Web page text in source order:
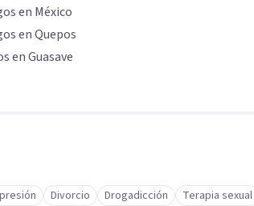
en México
en Quepos
en Guasave
Divorcio Drogadicción Terapia sexual